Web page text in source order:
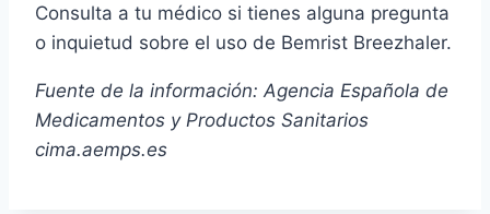
Consulta a tu médico si tienes alguna pregunta
o inquietud sobre el uso de Bemrist Breezhaler.
Fuente de la información: Agencia Española de
Medicamentos y Productos Sanitarios
cima.aemps.es